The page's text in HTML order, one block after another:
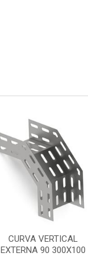
SUPORTE OMEGA P/
ELETROCALHA 200X100